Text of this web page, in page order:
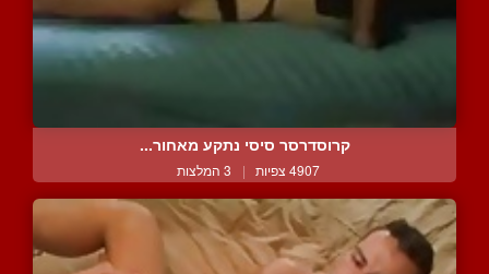
קרוסדרסר סיסי נתקע מאחור...
4907 צפיות | 3 המלצות